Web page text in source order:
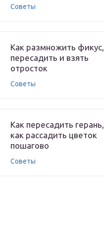
Советы
Как размножить фикус,
пересадить и взять
отросток
Советы
Как пересадить герань,
как рассадить цветок
пошагово
Советы